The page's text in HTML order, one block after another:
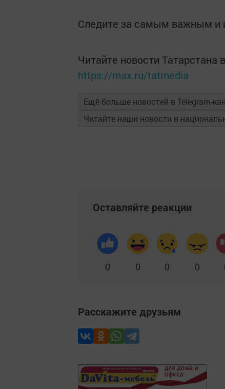
Следите за самым важным и
Читайте новости
https://max.ru/tatmedia
Ещё больше новостей в Telegram-
Читайте наши новости в
Оставляйте реакции
0 0 0 0
Расскажите друзьям